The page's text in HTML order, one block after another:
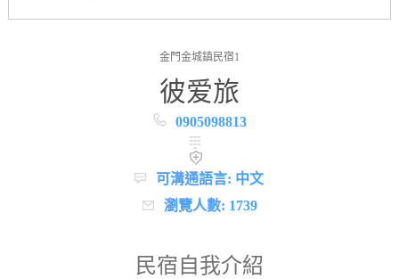
金門金城鎮民宿1
彼爱旅
0905098813
可溝通語言: 中文
瀏覽人數: 1739
民宿自我介紹